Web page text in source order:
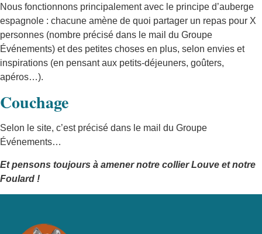
Nous fonctionnons principalement avec le principe d’auberge
espagnole : chacune amène de quoi partager un repas pour X
personnes (nombre précisé dans le mail du Groupe
Événements) et des petites choses en plus, selon envies et
inspirations (en pensant aux petits-déjeuners, goûters,
apéros…).
Couchage
Selon le site, c’est précisé dans le mail du Groupe
Événements…
Et pensons toujours à amener notre collier Louve et notre
Foulard !